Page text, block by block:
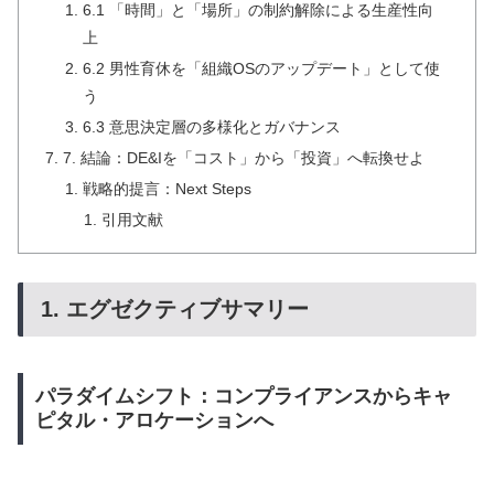
6.1 「時間」と「場所」の制約解除による生産性向
上
6.2 男性育休を「組織OSのアップデート」として使
う
6.3 意思決定層の多様化とガバナンス
7. 結論：DE&Iを「コスト」から「投資」へ転換せよ
戦略的提言：Next Steps
引用文献
1. エグゼクティブサマリー
パラダイムシフト：コンプライアンスからキャ
ピタル・アロケーションへ